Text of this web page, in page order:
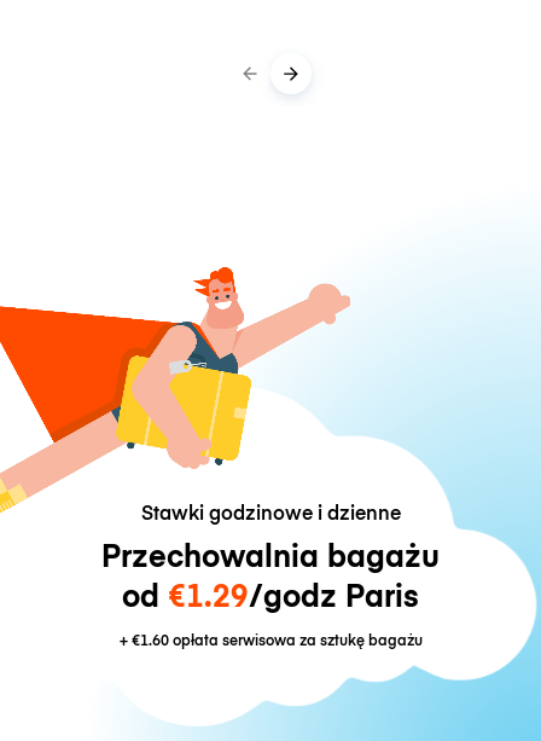
Stawki godzinowe i dzienne
Przechowalnia bagażu
od €1.29/godz Paris
+€1.60opłata serwisowa za sztukę bagażu